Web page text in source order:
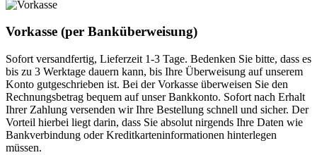
Vorkasse (per Banküberweisung)
Sofort versandfertig, Lieferzeit 1-3 Tage. Bedenken Sie bitte, dass es
bis zu 3 Werktage dauern kann, bis Ihre Überweisung auf unserem
Konto gutgeschrieben ist. Bei der Vorkasse überweisen Sie den
Rechnungsbetrag bequem auf unser Bankkonto. Sofort nach Erhalt
Ihrer Zahlung versenden wir Ihre Bestellung schnell und sicher. Der
Vorteil hierbei liegt darin, dass Sie absolut nirgends Ihre Daten wie
Bankverbindung oder Kreditkarteninformationen hinterlegen
müssen.